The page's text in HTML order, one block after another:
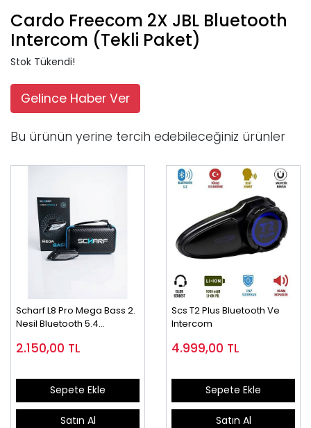
Cardo Freecom 2X JBL Bluetooth
Intercom (Tekli Paket)
Stok Tükendi!
Gelince Haber Ver
Bu ürünün yerine tercih edebileceğiniz ürünler
Scharf L8 Pro Mega Bass 2.
Nesil Bluetooth 5.4
Kişilik |
2.150,00 TL
Sepete Ekle
Satın Al
Scs T2 Plus Bluetooth Ve
Intercom
4.999,00 TL
Sepete Ekle
Satın Al